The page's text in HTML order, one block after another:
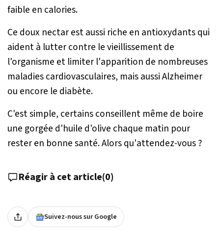
faible en calories.
Ce doux nectar est aussi riche en antioxydants qui
aident à lutter contre le vieillissement de
l'organisme et limiter l'apparition de nombreuses
maladies cardiovasculaires, mais aussi Alzheimer
ou encore le diabète.
C'est simple, certains conseillent même de boire
une gorgée d'huile d'olive chaque matin pour
rester en bonne santé. Alors qu'attendez-vous ?
Réagir à cet article(0)
Suivez-nous sur Google